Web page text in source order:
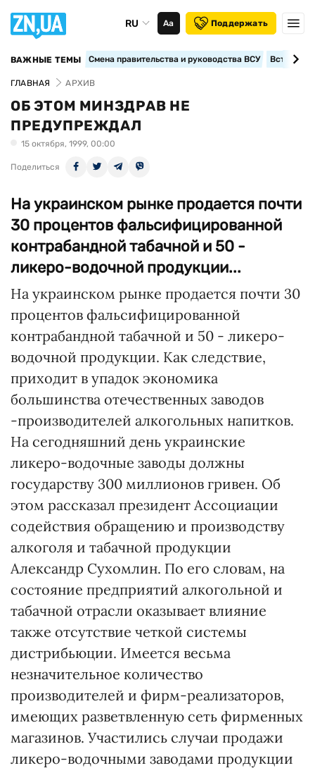
RU Аа Поддержать
ВАЖНЫЕ ТЕМЫ Смена правительства и руководства ВСУ
ГЛАВНАЯ АРХИВ
ОБ ЭТОМ МИНЗДРАВ НЕ
ПРЕДУПРЕЖДАЛ
15 октября, 1999, 00:00
Поделиться
На украинском рынке продается почти
30 процентов фальсифицированной
контрабандной табачной и 50 -
ликеро-водочной продукции...
На украинском рынке продается почти 30
процентов фальсифицированной
контрабандной табачной и 50 - ликеро-
водочной продукции. Как следствие,
приходит в упадок экономика
большинства отечественных заводов
-производителей алкогольных напитков.
На сегодняшний день украинские
ликеро-водочные заводы должны
государству 300 миллионов гривен. Об
этом рассказал президент Ассоциации
содействия обращению и производству
алкоголя и табачной продукции
Александр Сухомлин. По его словам, на
состояние предприятий алкогольной и
табачной отрасли оказывает влияние
также отсутствие четкой системы
дистрибьюции. Имеется весьма
незначительное количество
производителей и фирм-реализаторов,
имеющих разветвленную сеть фирменных
магазинов. Участились случаи продажи
ликеро-водочными заводами продукции